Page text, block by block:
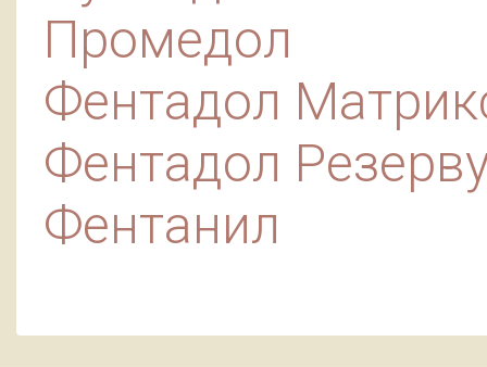
Промедол
Фентадол
Фентадол
Фентанил